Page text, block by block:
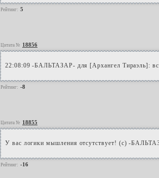
Рейтинг: 5
Цитата № 18856
22:08:09 -БАЛЬТАЗАР- для [Архангел Тираэль]:
Рейтинг: -8
Цитата № 18855
У вас логики мышления отсутствует! (с) -
Рейтинг: -16